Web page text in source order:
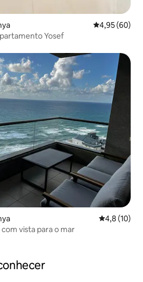
4,95 de uma
4,95 (60)
Yosef
4,8 de uma
4,8 (10)
vista para o mar